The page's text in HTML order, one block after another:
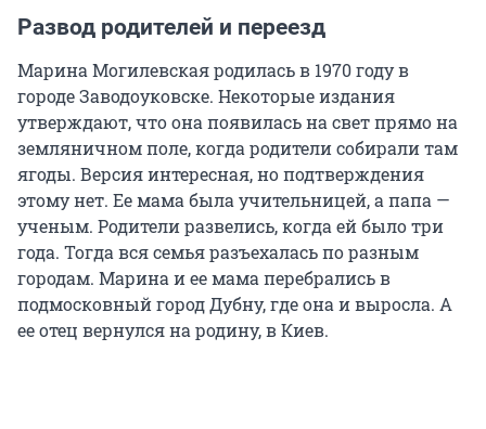
Развод родителей и переезд
Марина Могилевская родилась в 1970 году в
городе Заводоуковске. Некоторые издания
утверждают, что она появилась на свет прямо на
земляничном поле, когда родители собирали там
ягоды. Версия интересная, но подтверждения
этому нет. Ее мама была учительницей, а папа —
ученым. Родители развелись, когда ей было три
года. Тогда вся семья разъехалась по разным
городам. Марина и ее мама перебрались в
подмосковный город Дубну, где она и выросла. А
ее отец вернулся на родину, в Киев.